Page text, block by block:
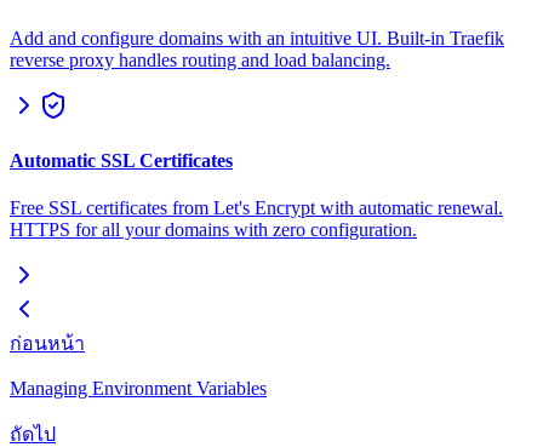
Add and configure domains with an intuitive UI. Built-in Traefik
reverse proxy handles routing and load balancing.
Automatic SSL Certificates
Free SSL certificates from Let's Encrypt with automatic renewal.
HTTPS for all your domains with zero configuration.
ก่อนหน้า
Managing Environment Variables
ถัดไป